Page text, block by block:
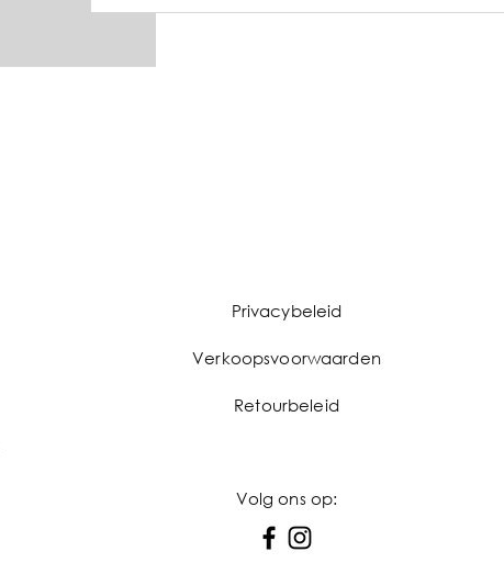
Privacybeleid
Verkoopsvoorwaarden
Retourbeleid
Volg ons op: